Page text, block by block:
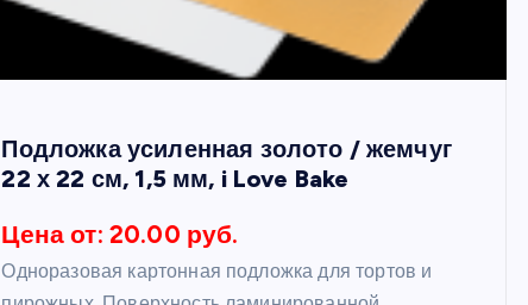
Подложка усиленная золото / жемчуг
22 х 22 см, 1,5 мм, i Love Bake
Цена от: 20.00 руб.
Одноразовая картонная подложка для тортов и